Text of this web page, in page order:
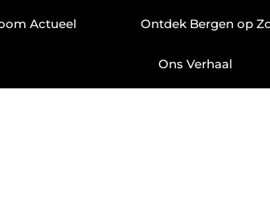
Actueel Ontdek Bergen op
Ons Verhaal